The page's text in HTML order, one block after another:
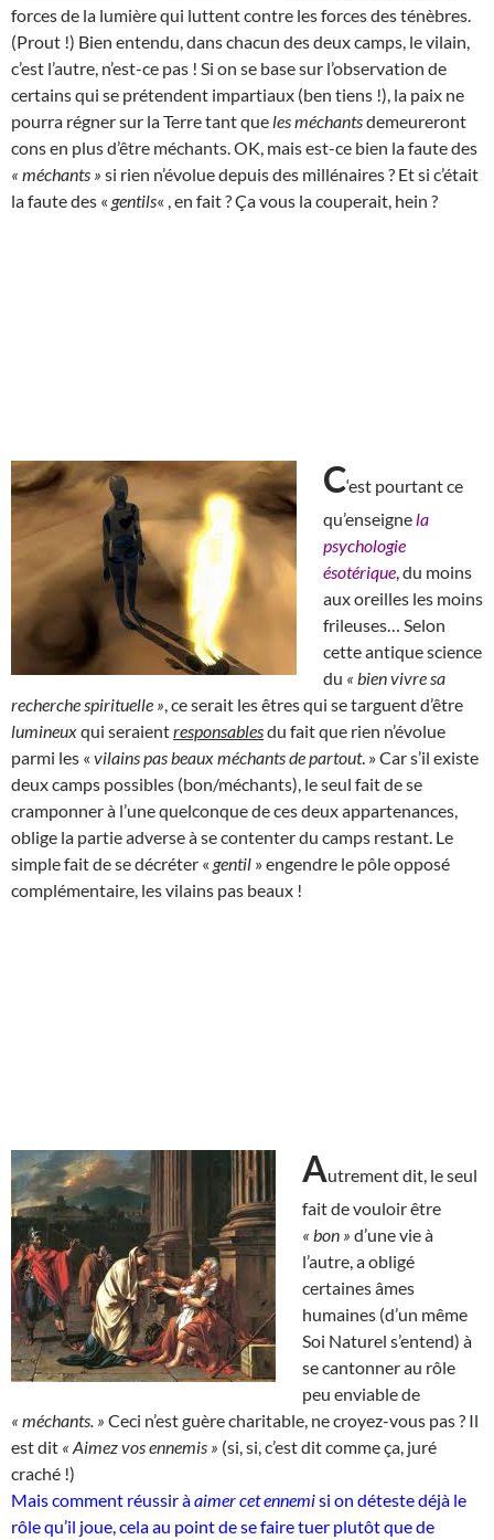
forces de la lumière qui luttent contre les forces des ténèbres.
(Prout !) Bien entendu, dans chacun des deux camps, le vilain,
c’est l’autre, n’est-ce pas ! Si on se base sur l’observation de
certains qui se prétendent impartiaux (ben tiens !), la paix ne
pourra régner sur la Terre tant que les méchantsdemeureront
cons en plus d’être méchants. OK, mais est-ce bien la faute des
« méchants » si rien n’évolue depuis des millénaires ? Et si c’était
la faute des « gentils« , en fait ? Ça vous la couperait, hein ?
C‘est pourtant ce
qu’enseigne la
psychologie
ésotérique , du moins
aux oreilles les moins
frileuses… Selon
cette antique science
du « bien vivre sa
recherche spirituelle » , ce serait les êtres qui se targuent d’être
lumineuxqui seraientresponsablesdu fait que rien n’évolue
parmi les « vilains pas beaux méchants de partout. » Car s’il existe
deux camps possibles (bon/méchants), le seul fait de se
cramponner à l’une quelconque de ces deux appartenances,
oblige la partie adverse à se contenter du camps restant. Le
simple fait de se décréter « gentil » engendre le pôle opposé
complémentaire, les vilains pas beaux !
Autrement dit, le seul
fait de vouloir être
« bon » d’une vie à
l’autre, a obligé
certaines âmes
humaines (d’un même
Soi Naturel s’entend) à
se cantonner au rôle
peu enviable de
« méchants. » Ceci n’est guère charitable, ne croyez-vous pas ? Il
est dit « Aimez vos ennemis » (si, si, c’est dit comme ça, juré
craché !)
Mais comment réussir àaimer cet ennemisi on déteste déjà le
rôle qu’il joue, cela au point de se faire tuer plutôt que de